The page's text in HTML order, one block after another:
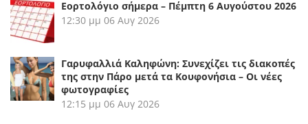
Εορτολόγιο σήμερα – Πέμπτη 6 Αυγούστου 2026
12:30 μμ 06 Αυγ 2026
Γαρυφαλλιά Καληφώνη: Συνεχίζει τις διακοπές
της στην Πάρο μετά τα Κουφονήσια – Οι νέες
φωτογραφίες
12:15 μμ 06 Αυγ 2026